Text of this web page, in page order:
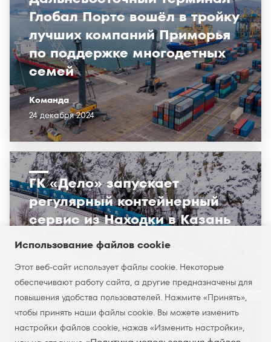
Глобал Портс вошёл в тройку
лучших компаний Приморья
по поддержке многодетных
семей
Команда
24 декабря 2024
ГК «Дело» запускает
регулярный контейнерный
сервис из Находки в Казань
Партнёры и клиенты
19 февраля 2024
Глобал Портс пополнил парк
Использование файлов cookie
Этот веб-сайт использует файлы cookie. Некоторые
обеспечивают работу сайта, а другие предназначены для
повышения удобства пользователей. Нажмите «Принять»,
чтобы принять наши файлы cookie. Вы можете изменить
настройки файлов cookie, нажав «Изменить настройки»,